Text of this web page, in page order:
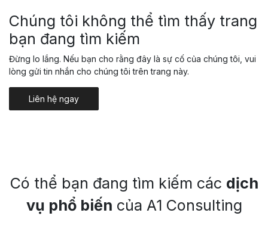
Chúng tôi không thể tìm thấy trang
bạn đang tìm kiếm
Đừng lo lắng. Nếu bạn cho rằng đây là sự cố của chúng tôi, vui
lòng gửi tin nhắn cho chúng tôi trên trang này.
Liên hệ ngay
Có thể bạn đang tìm kiếm các dịch
vụ phổ biến của A1 Consulting